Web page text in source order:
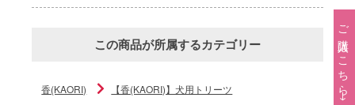
ご購入はこちら→
この商品が所属するカテゴリー
香(KAORI)
【香(KAORI)】犬用トリーツ